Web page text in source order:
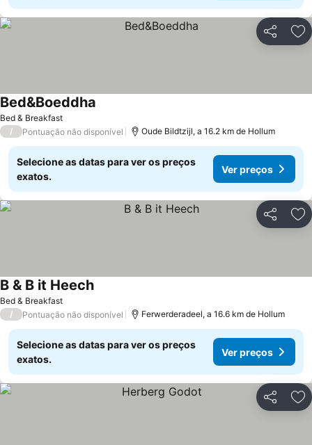
Partilhar
Bed & Breakfast
Bed&Boeddha
/ Pontuação não disponível Oude Bildtzijl, a 16.2 km de Hollum
Selecione as datas para ver os preços
exatos.
Ver preços
Partilhar
Bed & Breakfast
B & B it Heech
/ Pontuação não disponível Ferwerderadeel, a 16.6 km de Hollum
Selecione as datas para ver os preços
exatos.
Ver preços
Partilhar